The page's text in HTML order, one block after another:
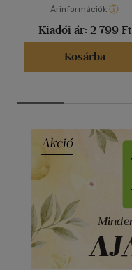
Árinformációk
Kiadói ár: 2 799 Ft
Kosárba